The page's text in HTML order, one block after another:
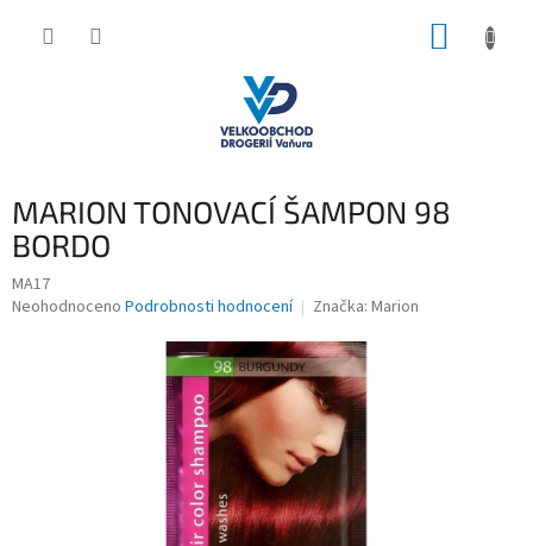
MARION TONOVACÍ ŠAMPON 98
BORDO
MA17
Průměrné
Neohodnoceno Podrobnosti hodnocení Značka: Marion